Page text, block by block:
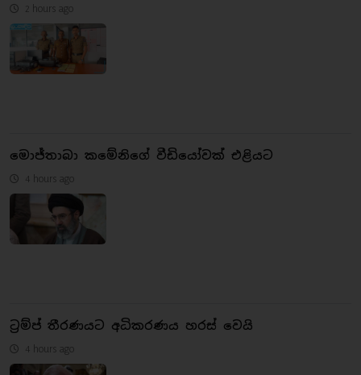
2 hours ago
මොජ්තාබා කමේනිගේ වීඩියෝවක් එළියට
4 hours ago
ට්‍රම්ප් තීරණයට අධිකරණය හරස් වෙයි
4 hours ago